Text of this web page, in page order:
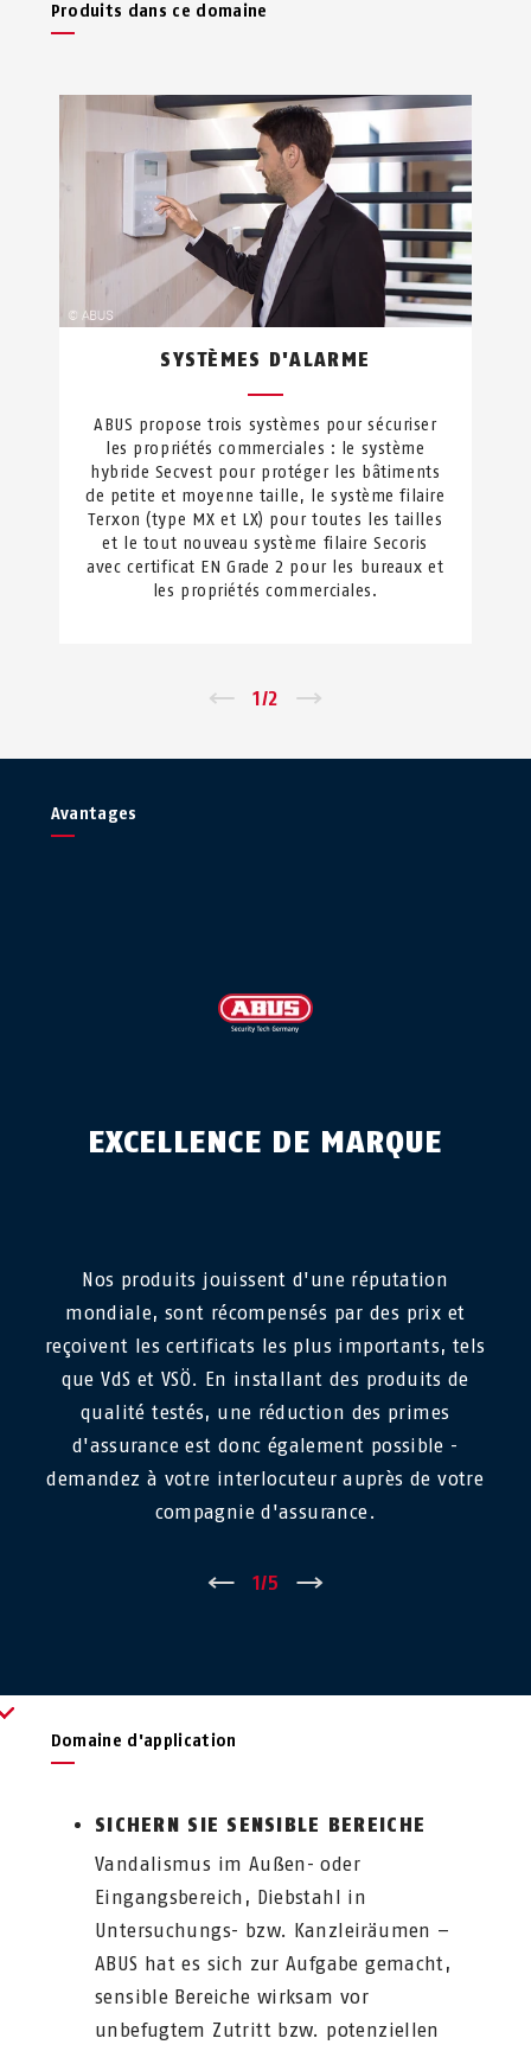
Produits dans ce domaine
SYSTÈMES D'ALARME
ABUS propose trois systèmes pour sécuriser
les propriétés commerciales : le système
hybride Secvest pour protéger les bâtiments
de petite et moyenne taille, le système filaire
Terxon (type MX et LX) pour toutes les tailles
et le tout nouveau système filaire Secoris
avec certificat EN Grade 2 pour les bureaux et
les propriétés commerciales.
1/2
Avantages
EXCELLENCE DE MARQUE
Nos produits jouissent d'une réputation
mondiale, sont récompensés par des prix et
reçoivent les certificats les plus importants, tels
que VdS et VSÖ. En installant des produits de
qualité testés, une réduction des primes
d'assurance est donc également possible -
demandez à votre interlocuteur auprès de votre
compagnie d'assurance.
← 1/5
Domaine d'application
SICHERN SIE SENSIBLE BEREICHE
Vandalismus im Außen- oder
Eingangsbereich, Diebstahl in
Untersuchungs- bzw. Kanzleiräumen –
ABUS hat es sich zur Aufgabe gemacht,
sensible Bereiche wirksam vor
unbefugtem Zutritt bzw. potenziellen